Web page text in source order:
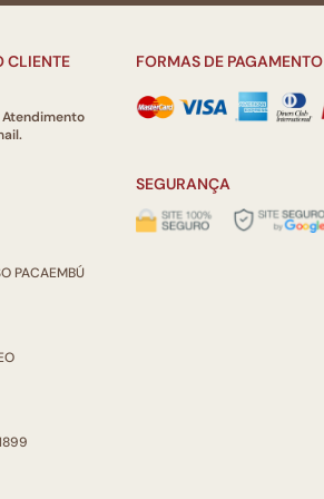
CLIENTE
Atendimento
PACAEMBÚ
FORMAS DE PAGAMENTO
SEGURANÇA